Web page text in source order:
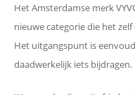
Het Amsterdamse merk
nieuwe categorie die het zelf
Het uitgangspunt is
daadwerkelijk iets bijdragen.